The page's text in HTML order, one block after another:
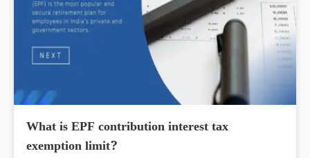
What is EPF contribution interest tax
exemption limit?